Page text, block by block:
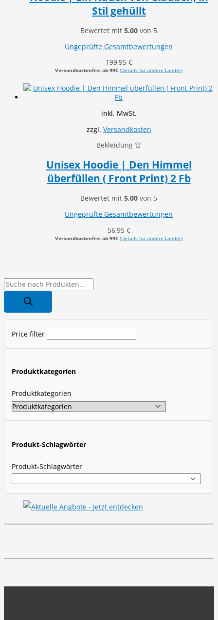
P
o
d
c
Price filter
Produktkategorien
Produktkategorien
Produkt-Schlagwörter
Produkt-Schlagwörter
Stil gehüllt
Bewertet mit 5.00 von 5
Ungeprüfte Gesamtbewertungen
199,95 €
Versandkostenfrei ab 99€ (Details für andere Länder)
inkl. MwSt.
zzgl. Versandkosten
Bekleidung 👚
Unisex Hoodie | Den Himmel
überfüllen ( Front Print) 2 Fb
Bewertet mit 5.00 von 5
Ungeprüfte Gesamtbewertungen
56,95 €
Versandkostenfrei ab 99€ (Details für andere Länder)